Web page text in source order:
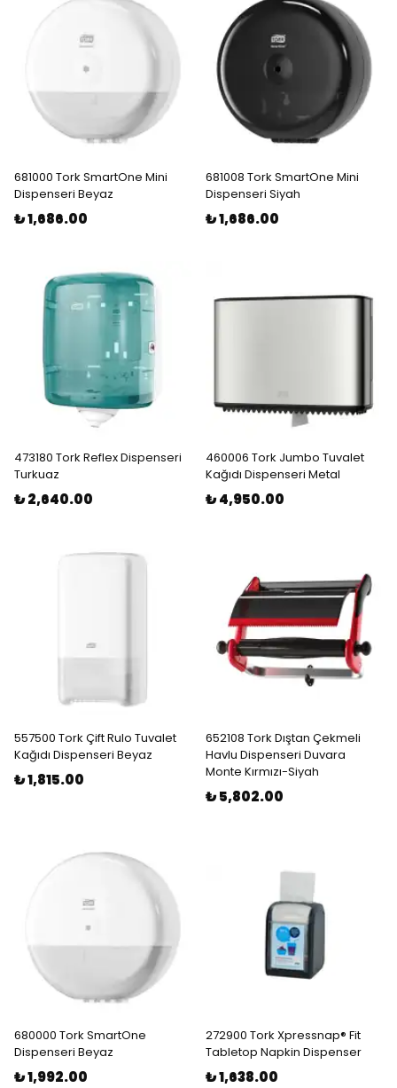
681000 Tork SmartOne Mini
Dispenseri Beyaz
₺ 1,686.00
681008 Tork SmartOne Mini
Dispenseri Siyah
₺ 1,686.00
473180 Tork Reflex Dispenseri
Turkuaz
₺ 2,640.00
460006 Tork Jumbo Tuvalet
Kağıdı Dispenseri Metal
₺ 4,950.00
557500 Tork Çift Rulo Tuvalet
Kağıdı Dispenseri Beyaz
₺ 1,815.00
652108 Tork Dıştan Çekmeli
Havlu Dispenseri Duvara
Monte Kırmızı-Siyah
₺ 5,802.00
680000 Tork SmartOne
Dispenseri Beyaz
₺ 1,992.00
272900 Tork Xpressnap® Fit
Tabletop Napkin Dispenser
₺ 1,638.00